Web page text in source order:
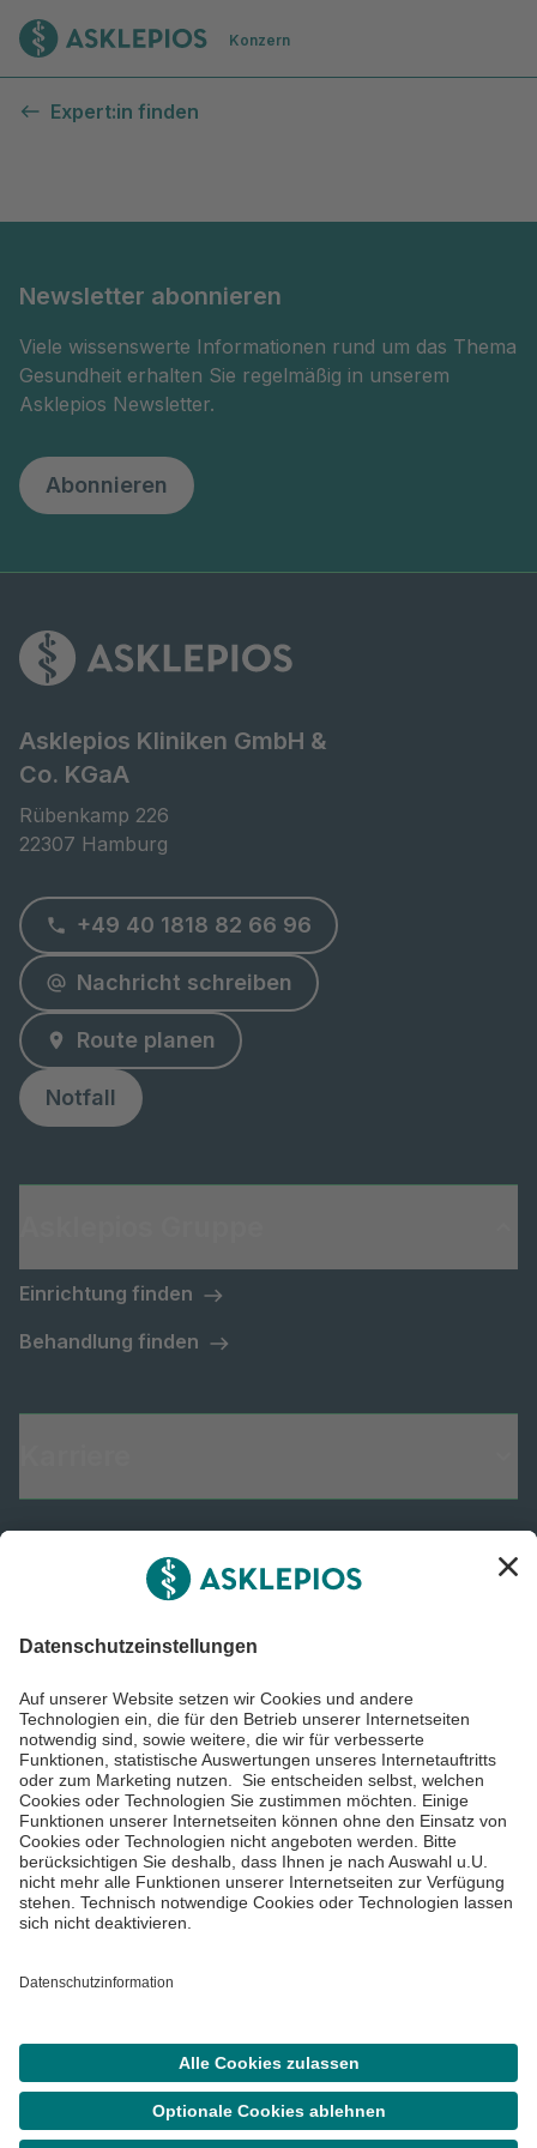
Zur Startseite
Konzern
Expert:in finden
Newsletter abonnieren
Viele wissenswerte Informationen rund um das Thema
Gesundheit erhalten Sie regelmäßig in unserem
Asklepios Newsletter.
Abonnieren
Asklepios Kliniken GmbH &
Co. KGaA
Rübenkamp 226
22307 Hamburg
+49 40 1818 82 66 96
Nachricht schreiben
Route planen
Notfall
Einrichtung finden
Behandlung finden
Informiert bleiben
Impressum
Datenschutzinformationen
Barrierefreiheit
©Asklepios Kliniken GmbH & Co. KGaA 2026